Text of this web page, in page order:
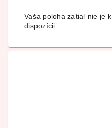
Vaša poloha zatiaľ nie je k
dispozícii.